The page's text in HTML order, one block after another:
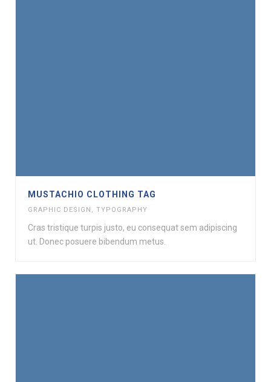
MUSTACHIO CLOTHING TAG
GRAPHIC DESIGN , TYPOGRAPHY
Cras tristique turpis justo, eu consequat sem adipiscing
ut. Donec posuere bibendum metus.